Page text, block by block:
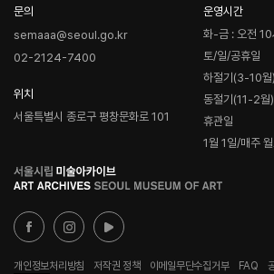
문의
semaaa@seoul.go.kr
02-2124-7400
위치
서울특별시 종로구 평창문화로 101
운영시간
화-금 : 오전 10
토/일/공휴일
하절기(3-10월
동절기(11-2월
휴관일
1월 1일/매주
로
고
개인정보처리방침 저작권 정책 이메일무단수집거부 FAQ